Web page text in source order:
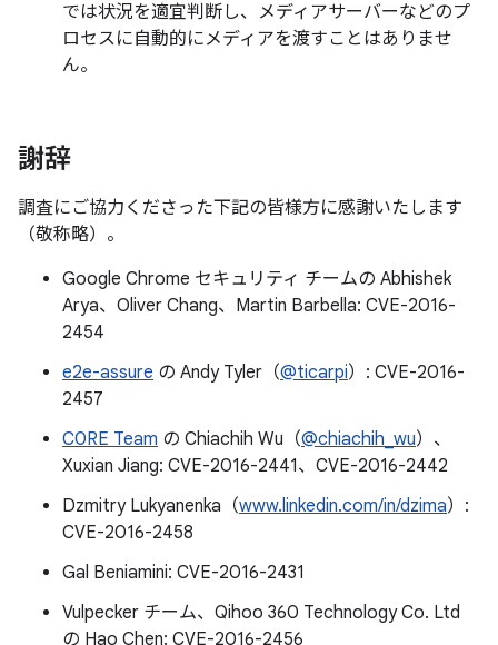
では状況を適宜判断し、メディアサーバーなどのプ
ロセスに自動的にメディアを渡すことはありませ
ん。
謝辞
調査にご協力くださった下記の皆様方に感謝いたします
（敬称略）。
Google Chrome セキュリティ チームの Abhishek
Arya、Oliver Chang、Martin Barbella: CVE-2016-
2454
e2e-assure の Andy Tyler（@ticarpi）: CVE-2016-
2457
C0RE Team の Chiachih Wu（@chiachih_wu）、
Xuxian Jiang: CVE-2016-2441、CVE-2016-2442
Dzmitry Lukyanenka（www.linkedin.com/in/dzima）:
CVE-2016-2458
Gal Beniamini: CVE-2016-2431
Vulpecker チーム、Qihoo 360 Technology Co. Ltd
の Hao Chen: CVE-2016-2456